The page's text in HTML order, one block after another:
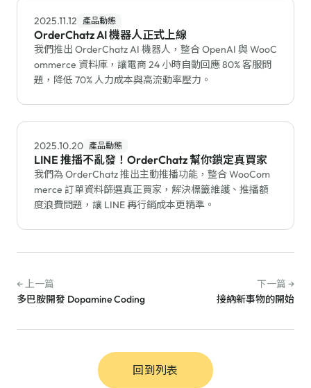
2025.11.12 產品動態
OrderChatz AI 機器人正式上線
我們推出 OrderChatz AI 機器人，整合 OpenAI 與 WooC
ommerce 資料庫，讓電商 24 小時自動回應 80% 客服問
題，降低 70% 人力成本與高流動率壓力。
2025.10.20 產品動態
LINE 推播不亂發！OrderChatz 幫你鎖定真買家
我們為 OrderChatz 推出主動推播功能，整合 WooCom
merce 訂單資料篩選真正買家，解決標籤維護、推播額
度浪費問題，讓 LINE 再行銷成本更精準。
← 上一篇
多巴胺開發 Dopamine Coding
下一篇 →
接納新事物的開始
回到列表